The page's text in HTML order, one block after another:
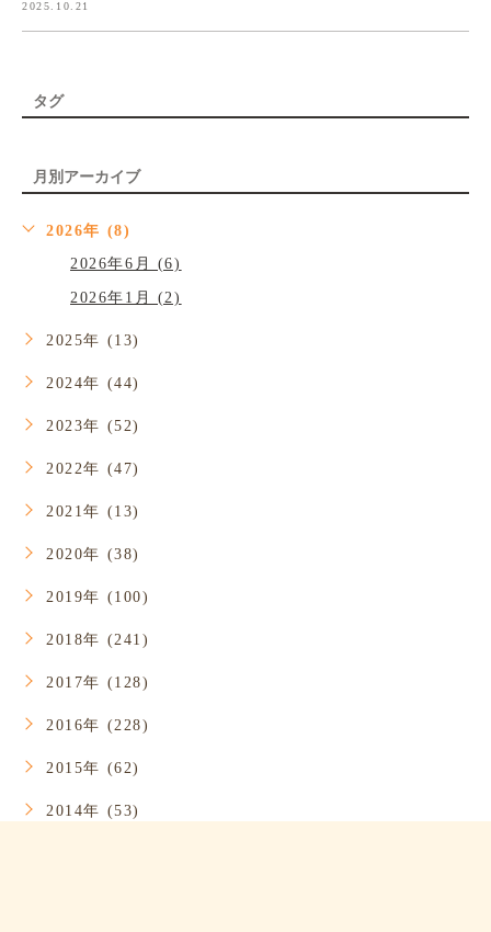
2025.10.21
タグ
月別アーカイブ
2026年 (8)
2026年6月 (6)
2026年1月 (2)
2025年 (13)
2024年 (44)
2023年 (52)
2022年 (47)
2021年 (13)
2020年 (38)
2019年 (100)
2018年 (241)
2017年 (128)
2016年 (228)
2015年 (62)
2014年 (53)